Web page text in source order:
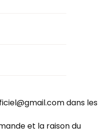
de notre part
le transport
ou sur commande
dans les
et la raison du